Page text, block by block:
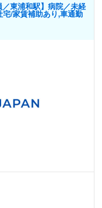
東浦和駅】病院／未経
/家賃補助あり,車通勤